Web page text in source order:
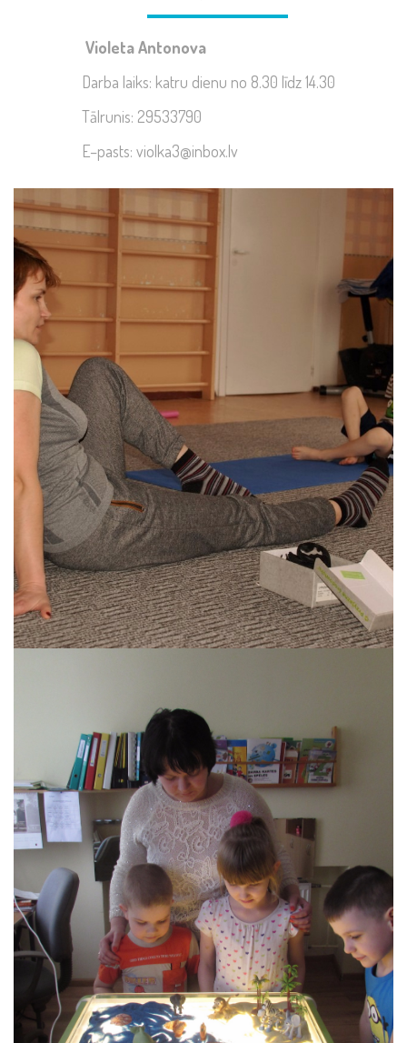
Violeta Antonova
Darba laiks: katru dienu no 8.30 līdz 14.30
Tālrunis: 29533790
E–pasts: violka3@inbox.lv